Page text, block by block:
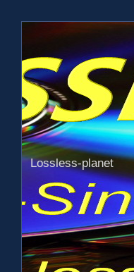
Lossless-planet